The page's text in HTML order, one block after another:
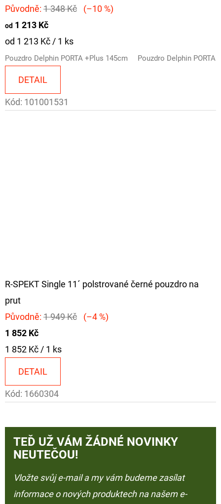
Původně: 1 348 Kč (–10 %)
od 1 213 Kč
Měrná
cena:
od 1 213 Kč / 1 ks
Pouzdro Delphin PORTA +Plus 145cm Pouzdro Delphin PORTA
DETAIL
Kód: 101001531
R-SPEKT Single 11´ polstrované černé pouzdro na
prut
Původně: 1 949 Kč
(–4 %)
1 852 Kč
Měrná
1 852 Kč / 1 ks
DETAIL
Kód: 1660304
TEĎ UŽ VÁM ŽÁDNÉ NOVINKY
NEUTEČOU!
Vložte svůj e-mail a my vám budeme zasílat
informace o nových produktech na našem e-